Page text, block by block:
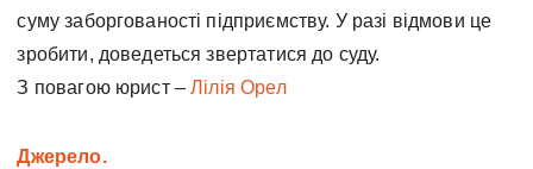
суму заборгованості підприємству. У разі відмови це
зробити, доведеться звертатися до суду.
З повагою юрист –Лілія Орел
Джерело.